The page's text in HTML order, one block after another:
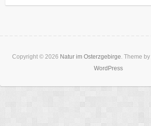
Copyright © 2026 Natur im Osterzgebirge. Theme by
WordPress